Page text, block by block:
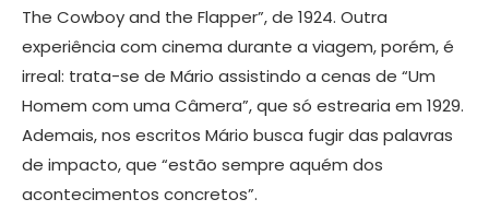
The Cowboy and the Flapper”, de 1924. Outra
experiência com cinema durante a viagem, porém, é
irreal: trata-se de Mário assistindo a cenas de “Um
Homem com uma Câmera”, que só estrearia em 1929.
Ademais, nos escritos Mário busca fugir das palavras
de impacto, que “estão sempre aquém dos
acontecimentos concretos”.